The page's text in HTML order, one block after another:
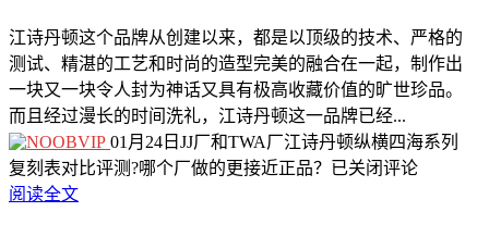
江诗丹顿这个品牌从创建以来，都是以顶级的技术、严格的
测试、精湛的工艺和时尚的造型完美的融合在一起，制作出
一块又一块令人封为神话又具有极高收藏价值的旷世珍品。
而且经过漫长的时间洗礼，江诗丹顿这一品牌已经...
01月24日 JJ厂和TWA厂江诗丹顿纵横四海系列
复刻表对比评测?哪个厂做的更接近正品？ 已关闭评论
阅读全文